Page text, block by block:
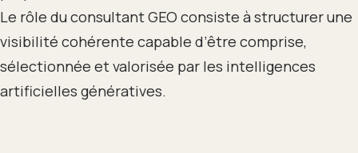
Le rôle du consultant GEO consiste à structurer une
visibilité cohérente capable d’être comprise,
sélectionnée et valorisée par les intelligences
artificielles génératives.